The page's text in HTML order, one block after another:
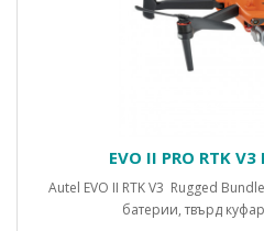
EVO II PRO RTK
Autel EVO II RTK V3 Rugged
батерии, твърд